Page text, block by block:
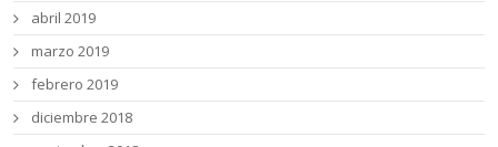
abril 2019
marzo 2019
febrero 2019
diciembre 2018